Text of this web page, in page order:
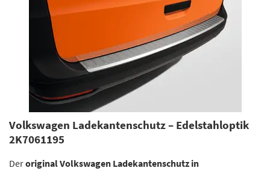
Volkswagen Ladekantenschutz – Edelstahloptik
2K7061195
Deroriginal Volkswagen Ladekantenschutz in